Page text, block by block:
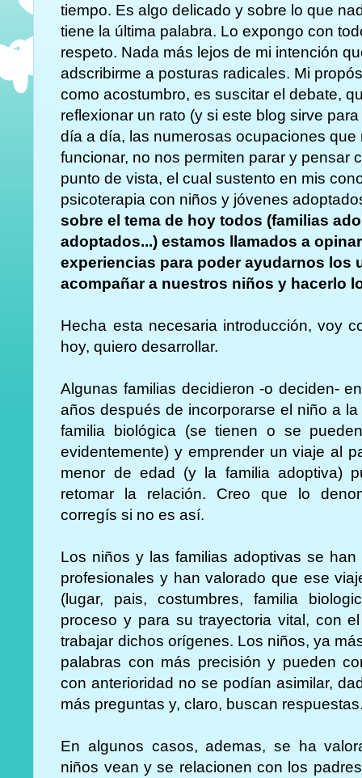
tiempo. Es algo delicado y sobre lo que
tiene la última palabra. Lo expongo con
respeto. Nada más lejos de mi intención
adscribirme a posturas radicales. Mi
como acostumbro, es suscitar el debate,
reflexionar un rato (y si este blog sirve
día a día, las numerosas ocupaciones
funcionar, no nos permiten parar y pensar
punto de vista, el cual sustento en mis
psicoterapia con niños y jóvenes
sobre el tema de hoy todos (familias
adoptados...) estamos llamados a
experiencias para poder ayudarnos los
acompañar a nuestros niños y hacerlo
Hecha esta necesaria introducción, voy
hoy, quiero desarrollar.
Algunas familias decidieron -o deciden-
años después de incorporarse el niño a
familia biológica (se tienen o se
evidentemente) y emprender un viaje al
menor de edad (y la familia adoptiva)
retomar la relación. Creo que lo
corregís si no es así.
Los niños y las familias adoptivas se
profesionales y han valorado que ese
(lugar, pais, costumbres, familia
proceso y para su trayectoria vital, con
trabajar dichos orígenes. Los niños, ya
palabras con más precisión y pueden
con anterioridad no se podían asimilar,
más preguntas y, claro, buscan
En algunos casos, ademas, se ha
niños vean y se relacionen con los